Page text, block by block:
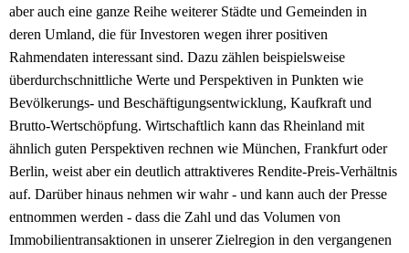
aber auch eine ganze Reihe weiterer Städte und Gemeinden in
deren Umland, die für Investoren wegen ihrer positiven
Rahmendaten interessant sind. Dazu zählen beispielsweise
überdurchschnittliche Werte und Perspektiven in Punkten wie
Bevölkerungs- und Beschäftigungsentwicklung, Kaufkraft und
Brutto-Wertschöpfung. Wirtschaftlich kann das Rheinland mit
ähnlich guten Perspektiven rechnen wie München, Frankfurt oder
Berlin, weist aber ein deutlich attraktiveres Rendite-Preis-Verhältnis
auf. Darüber hinaus nehmen wir wahr - und kann auch der Presse
entnommen werden - dass die Zahl und das Volumen von
Immobilientransaktionen in unserer Zielregion in den vergangenen